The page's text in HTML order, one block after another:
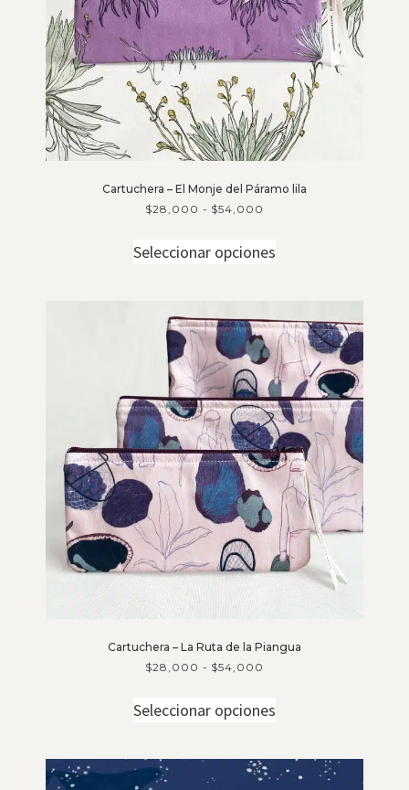
Cartuchera – El Monje del Páramo lila
$28,000 - $54,000
Seleccionar opciones
Cartuchera – La Ruta de la Piangua
$28,000 - $54,000
Seleccionar opciones